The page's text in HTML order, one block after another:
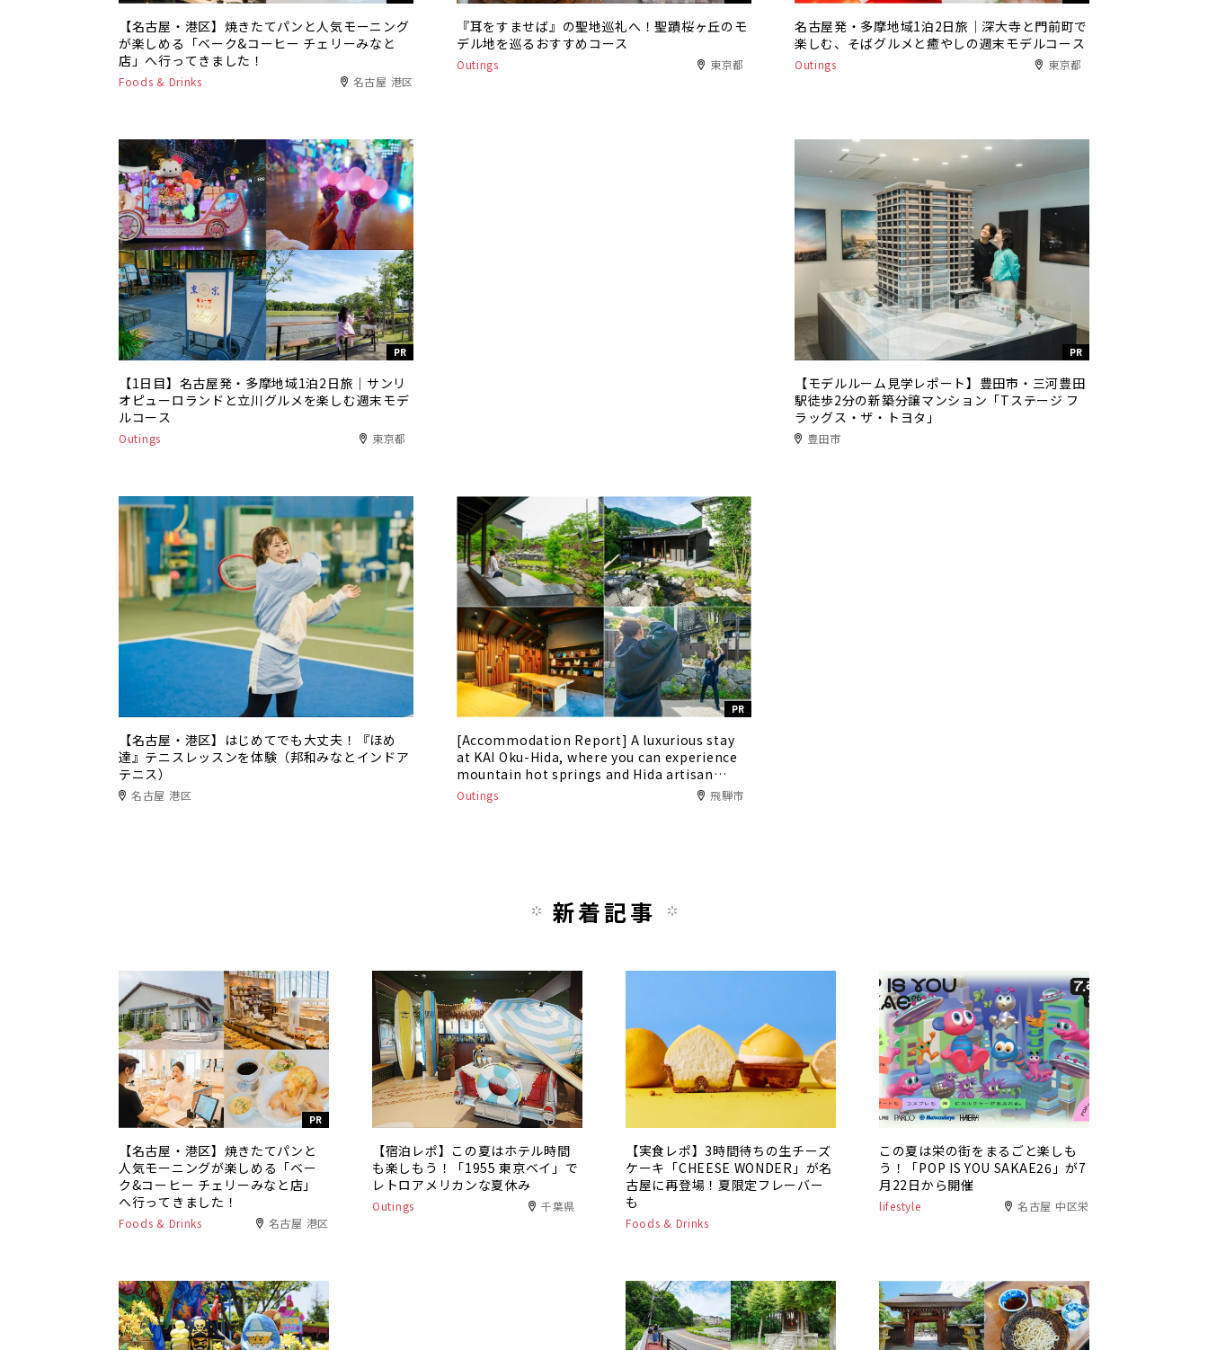
【名古屋・港区】焼きたてパンと人気モーニング
が楽しめる「ベーク&コーヒー チェリーみなと
店」へ行ってきました！
Foods & Drinks 名古屋 港区
『耳をすませば』の聖地巡礼へ！聖蹟桜ヶ丘のモ
デル地を巡るおすすめコース
Outings 東京都
名古屋発・多摩地域1泊2日旅｜深大寺と門前町で
楽しむ、そばグルメと癒やしの週末モデルコース
Outings 東京都
PR
【1日目】名古屋発・多摩地域1泊2日旅｜サンリ
オピューロランドと立川グルメを楽しむ週末モデ
ルコース
Outings 東京都
PR
【モデルルーム見学レポート】豊田市・三河豊田
駅徒歩2分の新築分譲マンション「Tステージ フ
ラッグス・ザ・トヨタ」
豊田市
【名古屋・港区】はじめてでも大丈夫！『ほめ
達』テニスレッスンを体験（邦和みなとインドア
テニス）
名古屋 港区
PR
[Accommodation Report] A luxurious stay
at KAI Oku-Hida, where you can experience
mountain hot springs and Hida artisan
culture
Outings 飛騨市
新着記事
PR
【名古屋・港区】焼きたてパンと
人気モーニングが楽しめる「ベー
ク&コーヒー チェリーみなと店」
へ行ってきました！
Foods & Drinks 名古屋 港区
【宿泊レポ】この夏はホテル時間
も楽しもう！「1955 東京ベイ」で
レトロアメリカンな夏休み
Outings 千葉県
【実食レポ】3時間待ちの生チーズ
ケーキ「CHEESE WONDER」が名
古屋に再登場！夏限定フレーバー
も
Foods & Drinks
この夏は栄の街をまるごと楽しも
う！「POP IS YOU SAKAE26」が7
月22日から開催
lifestyle 名古屋 中区栄